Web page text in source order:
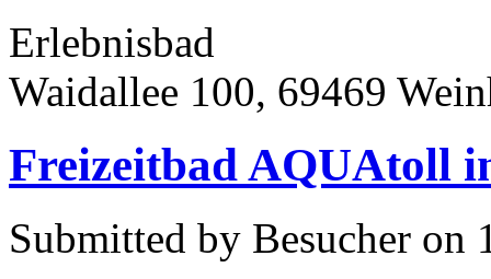
Erlebnisbad
Waidallee 100, 69469
Freizeitbad AQUAtoll
Submitted by Besucher on